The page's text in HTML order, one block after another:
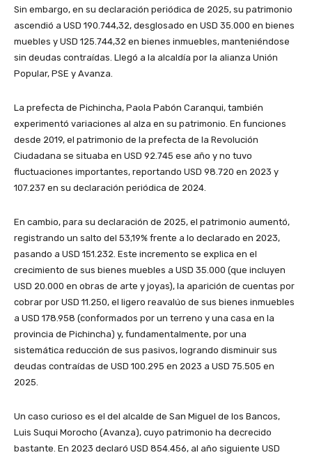
Sin embargo, en su declaración periódica de 2025, su patrimonio
ascendió a USD 190.744,32, desglosado en USD 35.000 en bienes
muebles y USD 125.744,32 en bienes inmuebles, manteniéndose
sin deudas contraídas. Llegó a la alcaldía por la alianza Unión
Popular, PSE y Avanza.
La prefecta de Pichincha, Paola Pabón Caranqui, también
experimentó variaciones al alza en su patrimonio. En funciones
desde 2019, el patrimonio de la prefecta de la Revolución
Ciudadana se situaba en USD 92.745 ese año y no tuvo
fluctuaciones importantes, reportando USD 98.720 en 2023 y
107.237 en su declaración periódica de 2024.
En cambio, para su declaración de 2025, el patrimonio aumentó,
registrando un salto del 53,19% frente a lo declarado en 2023,
pasando a USD 151.232. Este incremento se explica en el
crecimiento de sus bienes muebles a USD 35.000 (que incluyen
USD 20.000 en obras de arte y joyas), la aparición de cuentas por
cobrar por USD 11.250, el ligero reavalúo de sus bienes inmuebles
a USD 178.958 (conformados por un terreno y una casa en la
provincia de Pichincha) y, fundamentalmente, por una
sistemática reducción de sus pasivos, logrando disminuir sus
deudas contraídas de USD 100.295 en 2023 a USD 75.505 en
2025.
Un caso curioso es el del alcalde de San Miguel de los Bancos,
Luis Suqui Morocho (Avanza), cuyo patrimonio ha decrecido
bastante. En 2023 declaró USD 854.456, al año siguiente USD